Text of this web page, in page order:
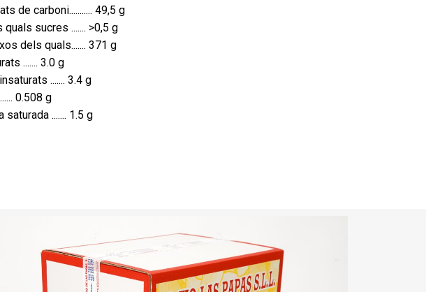
de carboni........... 49,5 g
quals sucres ....... >0,5 g
dels quals....... 371 g
....... 3.0 g
....... 3.4 g
0.508 g
saturada ....... 1.5 g